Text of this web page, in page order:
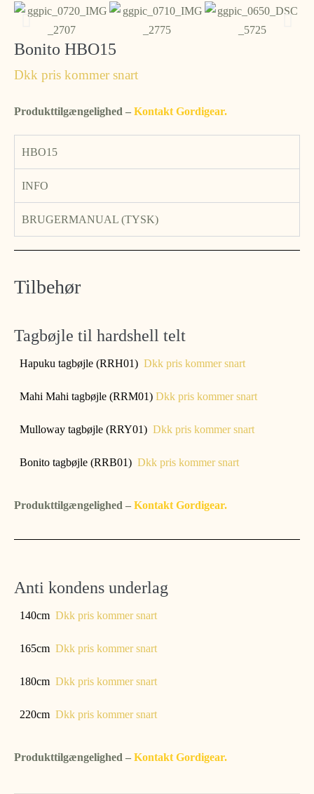
Bonito HBO15
Dkk pris kommer snart
Produkttilgængelighed – Kontakt Gordigear.
HBO15
INFO
BRUGERMANUAL (TYSK)
Tilbehør
Tagbøjle til hardshell telt
Hapuku tagbøjle (RRH01) Dkk pris kommer snart
Mahi Mahi tagbøjle (RRM01) Dkk pris kommer snart
Mulloway tagbøjle (RRY01) Dkk pris kommer snart
Bonito tagbøjle (RRB01) Dkk pris kommer snart
Produkttilgængelighed – Kontakt Gordigear.
Anti kondens underlag
140cm Dkk pris kommer snart
165cm Dkk pris kommer snart
180cm Dkk pris kommer snart
220cm Dkk pris kommer snart
Produkttilgængelighed – Kontakt Gordigear.